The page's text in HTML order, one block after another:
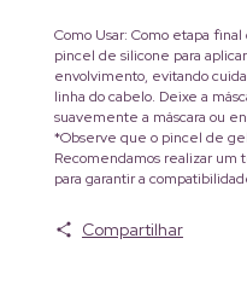
Como Usar: Como etapa
pincel de silicone para
envolvimento, evitando
linha do cabelo. Deixe a
suavemente a máscara ou
*Observe que o pincel de
Recomendamos realizar um
para garantir a
Compartilhar